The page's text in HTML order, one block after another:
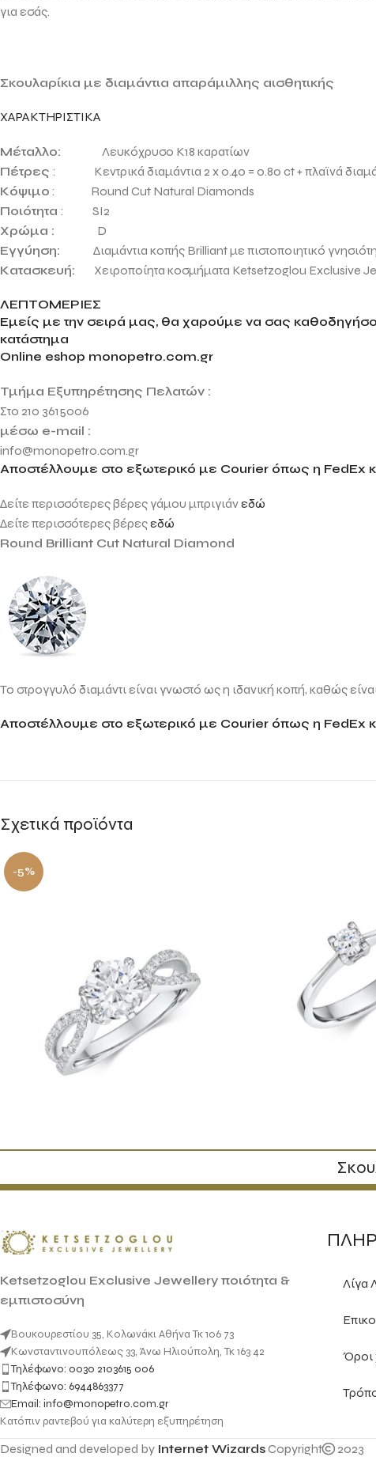
για εσάς.
Σκουλαρίκια με διαμάντια απαράμιλλης αισθητικής
ΧΑΡΑΚΤΗΡΙΣΤΙΚΑ
Μέταλλο: Λευκόχρυσο Κ18 καρατίων
Πέτρες : Κεντρικά διαμάντια 2 x 0.40 = 0.80 ct + πλαϊνά
Κόψιμο : Round Cut Natural Diamonds
Ποιότητα : SI2
Χρώμα : D
Εγγύηση: Διαμάντια κοπής Brilliant με πιστοποιητικό
Κατασκευή: Χειροποίητα κοσμήματα Ketsetzoglou Exclusive
ΛΕΠΤΟΜΕΡΙΕΣ
Εμείς με την σειρά μας, θα χαρούμε να σας
κατάστημα
Online eshop monopetro.com.gr
Τμήμα Εξυπηρέτησης Πελατών :
Στο 210 3615006
μέσω e-mail :
info@monopetro.com.gr
Αποστέλλουμε στο εξωτερικό με Courier όπως η FedEx
Δείτε περισσότερες βέρες γάμου μπριγιάνεδώ
Δείτε περισσότερες βέρεςεδώ
Round Brilliant Cut Natural Diamond
Το στρογγυλό διαμάντι είναι γνωστό ως η ιδανική κοπή, καθώς
Αποστέλλουμε στο εξωτερικό με Courier όπως η FedEx
Σχετικά προϊόντα
-5%
Ketsetzoglou Exclusive Jewellery ποιότητα &
εμπιστοσύνη
Βουκουρεστίου 35, Κολωνάκι Αθήνα Τκ 106 73
Κωνσταντινουπόλεως 33, Άνω Ηλιούπολη, Τκ 163 42
Τηλέφωνο: 0030 2103615 006
Τηλέφωνο: 6944863377
Email: info@monopetro.com.gr
Κατόπιν ραντεβού για καλύτερη εξυπηρέτηση
Λίγα
Όροι
Designed and developed by Internet WizardsCopyright 2023